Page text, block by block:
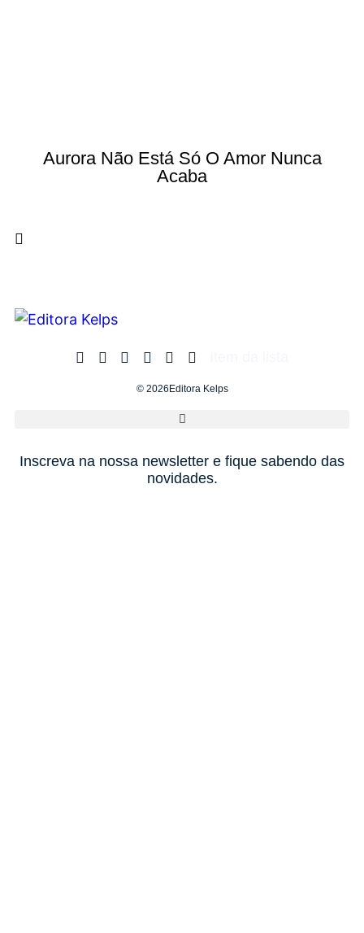
Aurora Não Está Só O Amor Nunca
Acaba
© 2026Editora Kelps
Inscreva na nossa newsletter e fique sabendo das
novidades.